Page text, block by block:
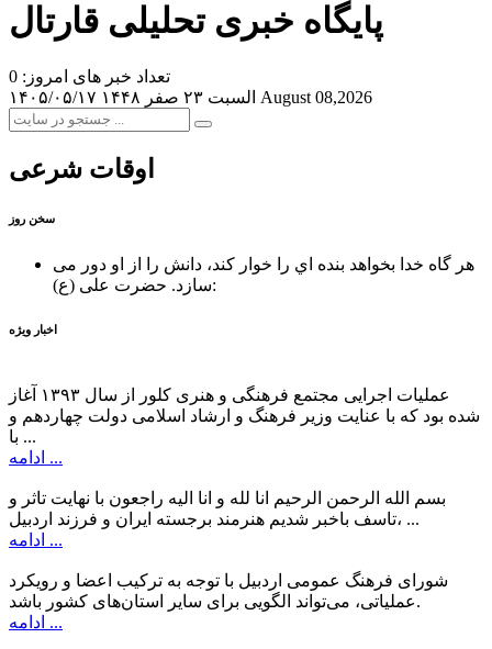
پایگاه خبری تحلیلی قارتال
تعداد خبر های امروز: 0
۱۴۰۵/۰۵/۱۷
السبت ۲۳ صفر ۱۴۴۸ August 08,2026
اوقات شرعی
سخن روز
هر گاه خدا بخواهد بنده اي را خوار كند، دانش را از او دور می
سازد.حضرت علی (ع):
اخبار ویژه
عملیات اجرایی مجتمع فرهنگی و هنری کلور از سال ۱۳۹۳ آغاز
شده بود که با عنایت وزیر فرهنگ و ارشاد اسلامی دولت چهاردهم و
با ...
ادامه ...
بسم الله الرحمن الرحیم انا لله و انا الیه راجعون با نهایت تاثر و
تاسف باخبر شدیم هنرمند برجسته ایران و فرزند اردبیل، ...
ادامه ...
شورای فرهنگ عمومی اردبیل با توجه به ترکیب اعضا و رویکرد
عملیاتی، می‌تواند الگویی برای سایر استان‌های کشور باشد.
ادامه ...